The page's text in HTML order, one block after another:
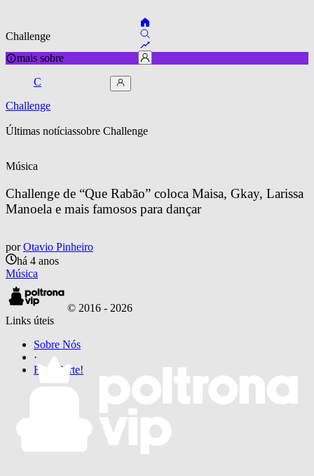
Challenge
mais sobre
C
Challenge
Últimas notíciassobre Challenge
Música
Challenge de “Que Rabão” coloca Maisa, Gkay, Larissa
Manoela e mais famosos para dançar
por Otavio Pinheiro
há 4 anos
Música
© 2016 - 2026
Links úteis
Sobre Nós
·
Faça Parte!